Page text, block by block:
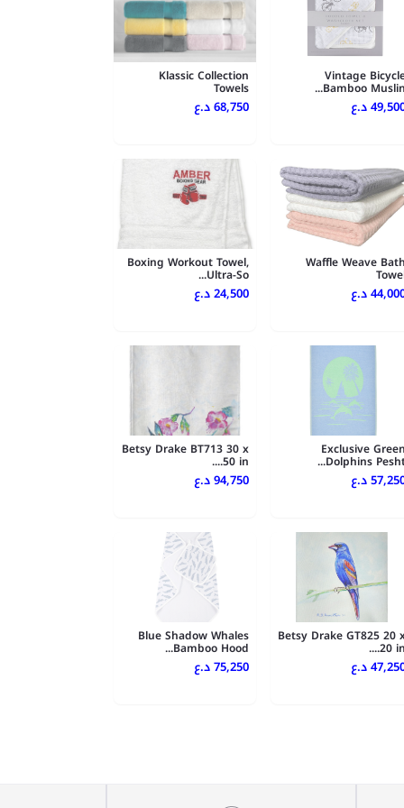
Vintage
Bamboo Muslin...
د.ع
Klassic Collection
Towels
68,750 د.ع
Waffle Weave Bath
د.ع
Boxing Workout Towel,
Ultra-So...
24,500 د.ع
Exclusive Green
Dolphins
د.ع
Betsy Drake BT713 30 x
50 in....
94,750 د.ع
Betsy Drake GT825 20
20 in....
د.ع
Blue Shadow Whales
Bamboo Hood...
75,250 د.ع